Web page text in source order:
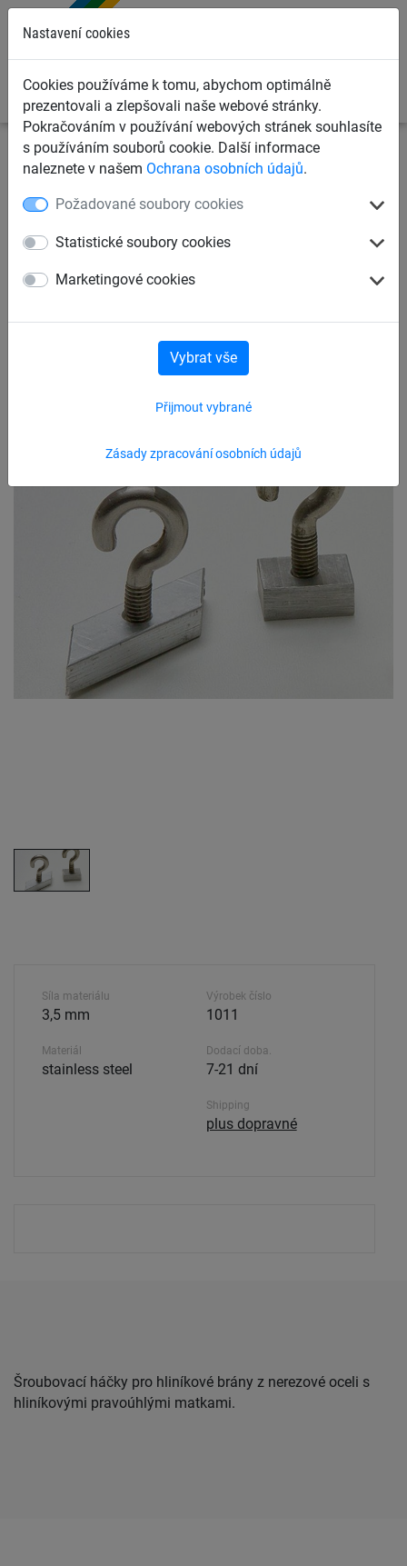
Nastavení cookies
Cookies používáme k tomu, abychom optimálně
prezentovali a zlepšovali naše webové stránky.
Pokračováním v používání webových stránek souhlasíte
s používáním souborů cookie. Další informace
naleznete v našem Ochrana osobních údajů.
Požadované soubory cookies
Statistické soubory cookies
Marketingové cookies
Zásady zpracování osobních údajů
Přijmout vybrané
Vybrat vše
Sportovní sítě Sítě na fotbal Příslušenství k sítím
Háčky z nerezové oceli,
hliníkové pravoúhlé matky
Síla materiálu
3,5 mm
Materiál
stainless steel
Výrobek číslo
1011
Dodací doba.
7-21 dní
Shipping
plus dopravné
Šroubovací háčky pro hliníkové brány z nerezové oceli s
hliníkovými pravoúhlými matkami.